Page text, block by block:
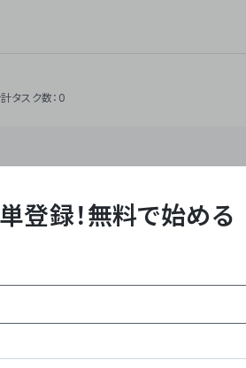
タスク数：0
株式会社は、ビジネスオートメーション
RPA・OCRなどの技術をノーコードで組み
やデスクワークを自動化するサービスを提供
力プロダクト「Yoom」**: SaaS連携データ
ル対応、請求書処理、日報作成などの業務
績**: 国内利用社数20,000社超、直近成
登録！無料で始める